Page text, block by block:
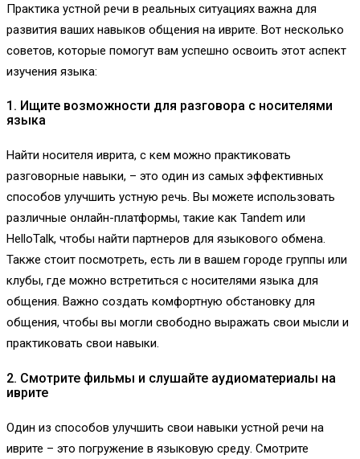
Практика устной речи в реальных ситуациях важна для
развития ваших навыков общения на иврите. Вот несколько
советов, которые помогут вам успешно освоить этот аспект
изучения языка:
1. Ищите возможности для разговора с носителями
языка
Найти носителя иврита, с кем можно практиковать
разговорные навыки, – это один из самых эффективных
способов улучшить устную речь. Вы можете использовать
различные онлайн-платформы, такие как Tandem или
HelloTalk, чтобы найти партнеров для языкового обмена.
Также стоит посмотреть, есть ли в вашем городе группы или
клубы, где можно встретиться с носителями языка для
общения. Важно создать комфортную обстановку для
общения, чтобы вы могли свободно выражать свои мысли и
практиковать свои навыки.
2. Смотрите фильмы и слушайте аудиоматериалы на
иврите
Один из способов улучшить свои навыки устной речи на
иврите – это погружение в языковую среду. Смотрите